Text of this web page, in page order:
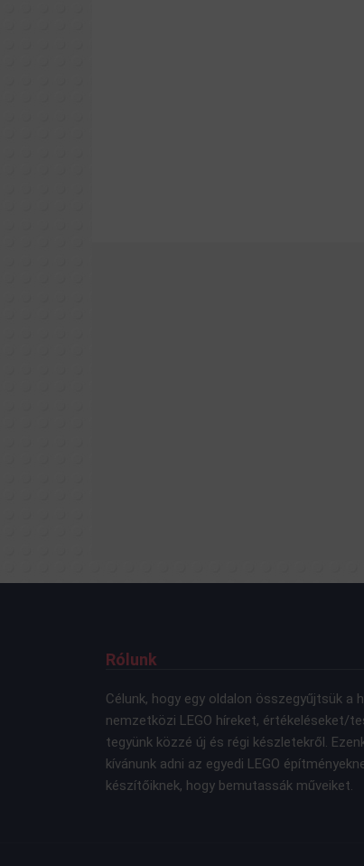
Rólunk
Célunk, hogy egy oldalon összegyűjtsük a
nemzetközi LEGO híreket, értékeléseket/
tegyünk közzé új és régi készletekről.
kívánunk adni az egyedi LEGO
készítőiknek, hogy bemutassák műveiket.